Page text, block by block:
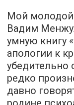
Мой молодой
Вадим
умную книгу
апологии к
убедительно
редко
давно